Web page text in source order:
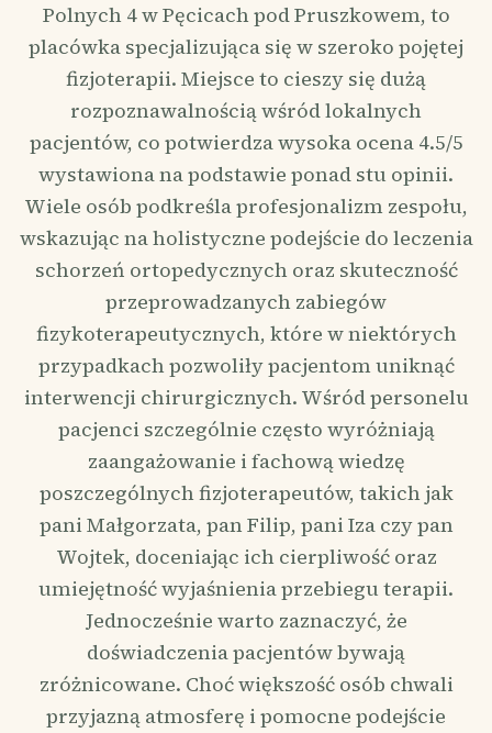
Polnych 4 w Pęcicach pod Pruszkowem, to
placówka specjalizująca się w szeroko pojętej
fizjoterapii. Miejsce to cieszy się dużą
rozpoznawalnością wśród lokalnych
pacjentów, co potwierdza wysoka ocena 4.5/5
wystawiona na podstawie ponad stu opinii.
Wiele osób podkreśla profesjonalizm zespołu,
wskazując na holistyczne podejście do leczenia
schorzeń ortopedycznych oraz skuteczność
przeprowadzanych zabiegów
fizykoterapeutycznych, które w niektórych
przypadkach pozwoliły pacjentom uniknąć
interwencji chirurgicznych. Wśród personelu
pacjenci szczególnie często wyróżniają
zaangażowanie i fachową wiedzę
poszczególnych fizjoterapeutów, takich jak
pani Małgorzata, pan Filip, pani Iza czy pan
Wojtek, doceniając ich cierpliwość oraz
umiejętność wyjaśnienia przebiegu terapii.
Jednocześnie warto zaznaczyć, że
doświadczenia pacjentów bywają
zróżnicowane. Choć większość osób chwali
przyjazną atmosferę i pomocne podejście